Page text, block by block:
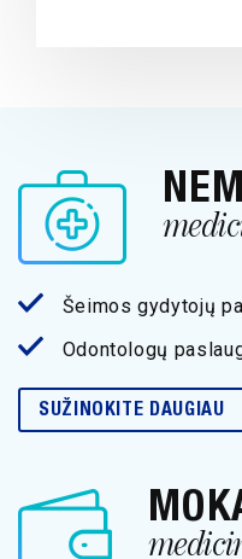
Šeimos gydytojų
Odontologų
SUŽINOKITE DAUGIAU